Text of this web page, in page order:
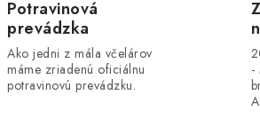
Potravinová
prevádzka
Ako jedni z mála včelárov
máme zriadenú oficiálnu
potravinovú prevádzku.
-